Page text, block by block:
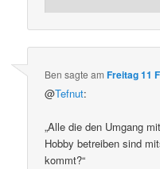
Ben sagte amFreitag 11
@Tefnut:
„Alle die den Umgang
Hobby betreiben sind
kommt?“